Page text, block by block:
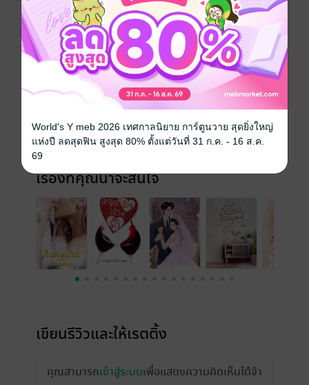
ตลก โรแมนติก แอบรัก
ประเภทไฟล์ pdf, epub(สารบัญ)
วันที่วางขาย 01 พฤศจิกายน 2565
ราคาปก 99 บาท (ประหยัด 70%)
เรื่องที่คุณน่าจะสนใจ
เขียนรีวิวและให้เรตติ้ง
คุณสามารถเข้าสู่ระบบเพื่อแสดงความคิดเห็นได้จ้า
World's Y meb 2026 เทศกาลนิยาย การ์ตูนวาย สุดยิ่งใหญ่
แห่งปี ลดสุดฟิน สูงสุด 80% ตั้งแต่วันที่ 31 ก.ค. - 16 ส.ค.
69